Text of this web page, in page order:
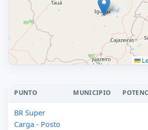
PUNTO MUNICIPIO
BR Super
Carga - Posto